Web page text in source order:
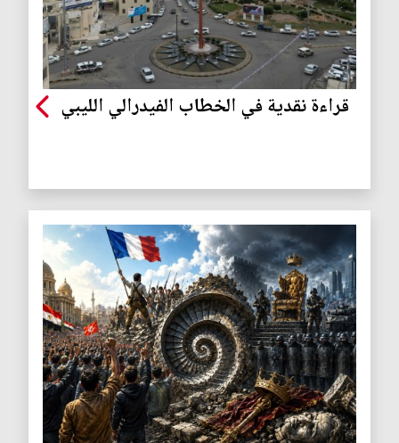
قراءة نقدية في الخطاب الفيدرالي الليبي